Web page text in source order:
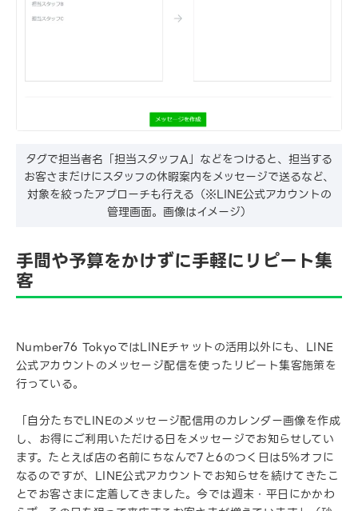
タグで担当者名「担当スタッフA」などをつけると、担当する
お客さまだけにスタッフの休暇案内をメッセージで送るなど、
対象を絞ったアプローチも行える（※LINE公式アカウントの
管理画面。画像はイメージ）
手間や予算をかけずに手軽にリピート集
客
Number76 TokyoではLINEチャットの活用以外にも、LINE
公式アカウントのメッセージ配信を使ったリピート集客施策を
行っている。
「自分たちでLINEのメッセージ配信用のカレンダー画像を作成
し、お得にご利用いただける日をメッセージでお知らせしてい
ます。たとえば店の名前にちなんで7と6のつく日は5％オフに
なるのですが、LINE公式アカウントでお知らせを続けてきたこ
とでお客さまに定着してきました。今では週末・平日にかかわ